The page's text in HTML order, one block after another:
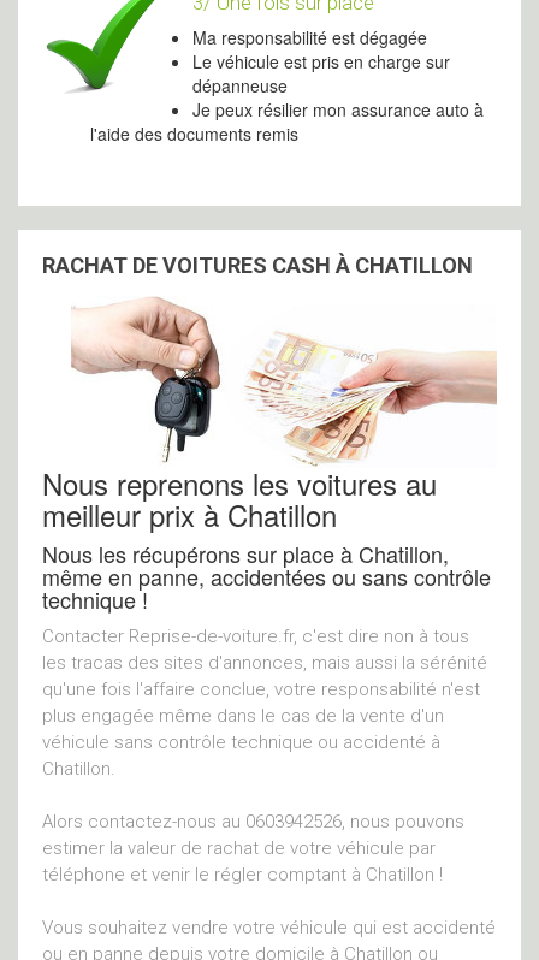
Ma responsabilité est dégagée
Le véhicule est pris en charge sur
dépanneuse
Je peux résilier mon assurance auto à
l'aide des documents remis
RACHAT DE VOITURES CASH À CHATILLON
Nous reprenons les voitures au
meilleur prix à Chatillon
Nous les récupérons sur place à Chatillon,
même en panne, accidentées ou sans contrôle
technique !
Contacter Reprise-de-voiture.fr, c'est dire non à tous
les tracas des sites d'annonces, mais aussi la sérénité
qu'une fois l'affaire conclue, votre responsabilité n'est
plus engagée même dans le cas de la vente d'un
véhicule sans contrôle technique ou accidenté à
Chatillon.
Alors contactez-nous au 0603942526, nous pouvons
estimer la valeur de rachat de votre véhicule par
téléphone et venir le régler comptant à Chatillon !
Vous souhaitez vendre votre véhicule qui est accidenté
ou en panne depuis votre domicile à Chatillon ou